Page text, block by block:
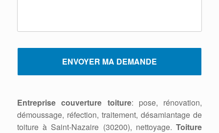
Entreprise couverture toiture: pose, rénovation,
démoussage, réfection, traitement, désamiantage de
toiture à Saint-Nazaire (30200), nettoyage. Toiture